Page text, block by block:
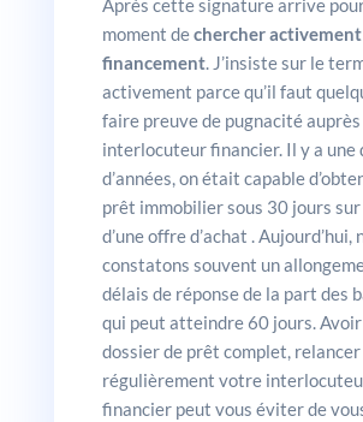
Après cette signature arrive
moment dechercher
financement. J’insiste sur le
activement parce qu’il faut
faire preuve de pugnacité
interlocuteur financier. Il y a une
d’années, on était capable
prêt immobilier sous 30 jours sur
d’une offre d’achat . Aujourd’hui,
constatons souvent un
délais de réponse de la part des
qui peut atteindre 60 jours.
dossier de prêt complet, relancer
régulièrement votre
financier peut vous éviter de